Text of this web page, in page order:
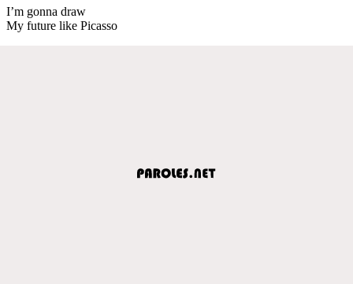
I’m gonna draw
My future like Picasso